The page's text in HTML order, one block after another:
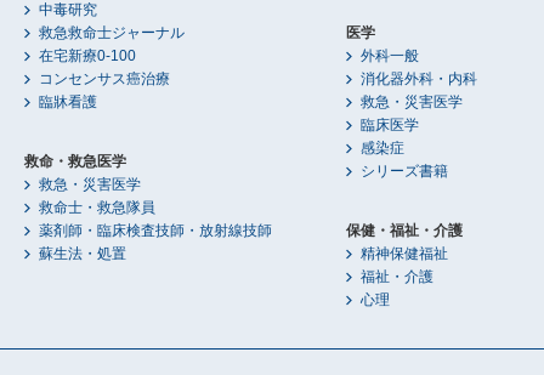
中毒研究
救急救命士ジャーナル
在宅新療0-100
コンセンサス癌治療
臨牀看護
救命・救急医学
救急・災害医学
救命士・救急隊員
薬剤師・臨床検査技師・放射線技師
蘇生法・処置
医学
外科一般
消化器外科・内科
救急・災害医学
臨床医学
感染症
シリーズ書籍
保健・福祉・介護
精神保健福祉
福祉・介護
心理